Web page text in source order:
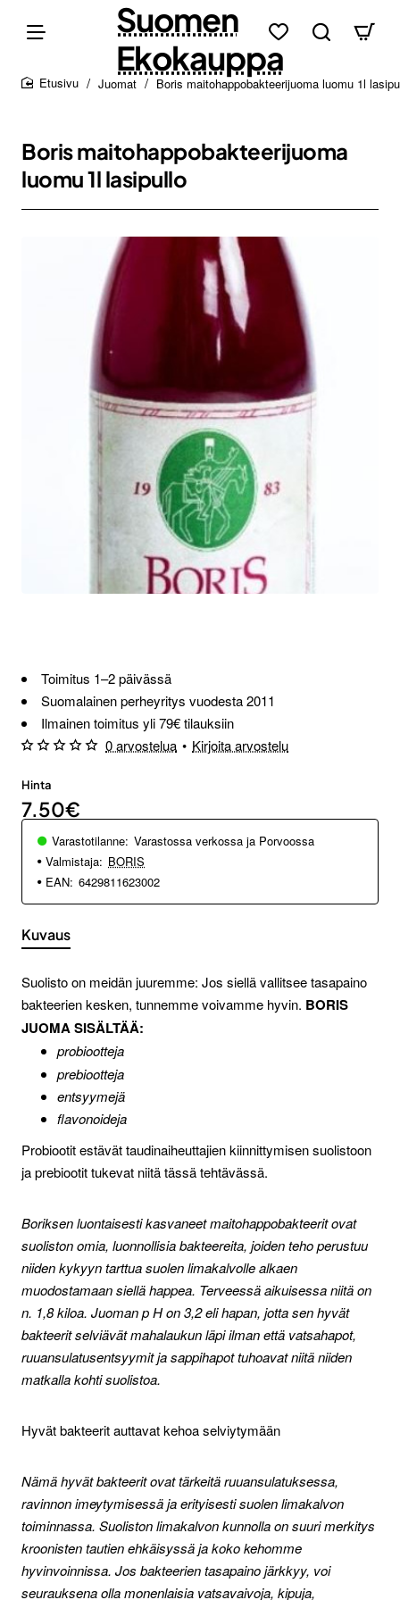
Suomen
Ekokauppa
Juomat Boris maitohappobakteerijuoma luomu 1l
Boris maitohappobakteerijuoma
luomu 1l lasipullo
Toimitus 1–2 päivässä
Suomalainen perheyritys vuodesta 2011
Ilmainen toimitus yli 79€ tilauksiin
0 arvostelua • Kirjoita arvostelu
Hinta
7.50€
Varastotilanne: Varastossa verkossa ja Porvoossa
Valmistaja: BORIS
EAN: 6429811623002
Kuvaus
Suolisto on meidän juuremme: Jos siellä vallitsee tasapaino
bakteerien kesken, tunnemme voivamme hyvin. BORIS
JUOMA SISÄLTÄÄ:
probiootteja
prebiootteja
entsyymejä
flavonoideja
Probiootit estävät taudinaiheuttajien kiinnittymisen suolistoon
ja prebiootit tukevat niitä tässä tehtävässä.
Boriksen luontaisesti kasvaneet maitohappobakteerit ovat
suoliston omia, luonnollisia bakteereita, joiden teho perustuu
niiden kykyyn tarttua suolen limakalvolle alkaen
muodostamaan siellä happea. Terveessä aikuisessa niitä on
n. 1,8 kiloa. Juoman p H on 3,2 eli hapan, jotta sen hyvät
bakteerit selviävät mahalaukun läpi ilman että vatsahapot,
ruuansulatusentsyymit ja sappihapot tuhoavat niitä niiden
matkalla kohti suolistoa.
Hyvät bakteerit auttavat kehoa selviytymään
Nämä hyvät bakteerit ovat tärkeitä ruuansulatuksessa,
ravinnon imeytymisessä ja erityisesti suolen limakalvon
toiminnassa. Suoliston limakalvon kunnolla on suuri merkitys
kroonisten tautien ehkäisyssä ja koko kehomme
hyvinvoinnissa. Jos bakteerien tasapaino järkkyy, voi
seurauksena olla monenlaisia vatsavaivoja, kipuja,